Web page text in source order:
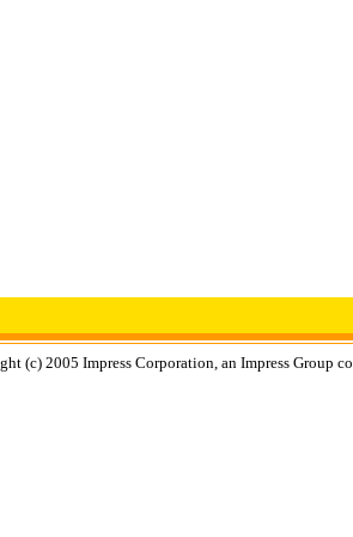
(c) 2005 Impress Corporation, an Impress Group